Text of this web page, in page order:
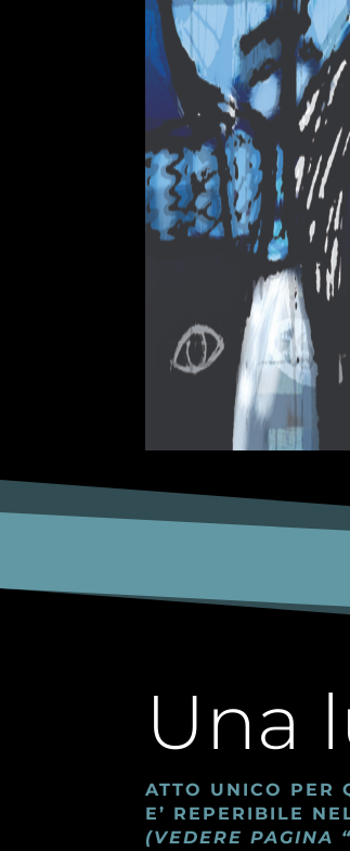
Una
ATTO UNICO PER
E’ REPERIBILE
(VEDERE PAGINA